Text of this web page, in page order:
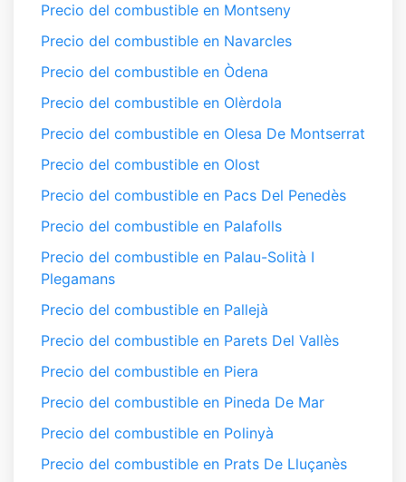
Precio del combustible en Montseny
Precio del combustible en Navarcles
Precio del combustible en Òdena
Precio del combustible en Olèrdola
Precio del combustible en Olesa De Montserrat
Precio del combustible en Olost
Precio del combustible en Pacs Del Penedès
Precio del combustible en Palafolls
Precio del combustible en Palau-Solità I
Plegamans
Precio del combustible en Pallejà
Precio del combustible en Parets Del Vallès
Precio del combustible en Piera
Precio del combustible en Pineda De Mar
Precio del combustible en Polinyà
Precio del combustible en Prats De Lluçanès